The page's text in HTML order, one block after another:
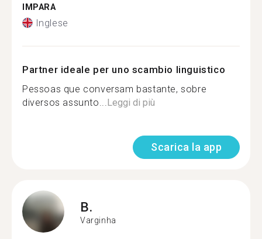
IMPARA
Inglese
Partner ideale per uno scambio linguistico
Pessoas que conversam bastante, sobre
diversos assunto... Leggi di più
Scarica la app
B.
Varginha